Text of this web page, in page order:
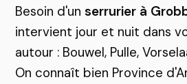
Besoin d'unserrurier à
intervient jour et nuit dans
autour : Bouwel, Pulle,
On connaît bien Province